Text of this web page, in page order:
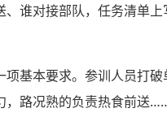
谁对接部队，任务清单
基本要求。参训人员打
路况熟的负责热食前送